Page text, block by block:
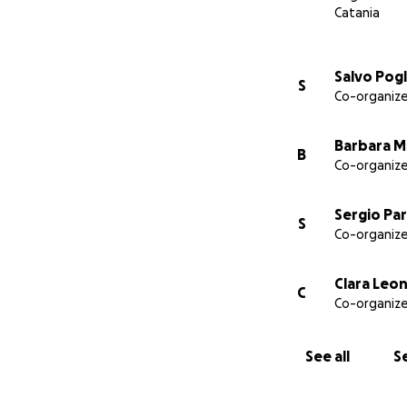
CATANIA AIUTA
Condividi il link
Catania
S
Salvo
Co-
B
Barbara
Co-
S
Sergio
Co-
C
Clara
Co-
See all